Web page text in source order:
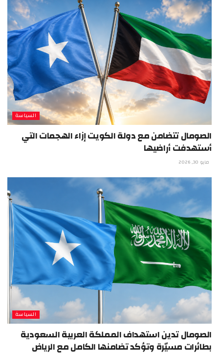
السياسة
الصومال تتضامن مع دولة الكويت إزاء الهجمات التي
أستهدفت أراضيها
مايو 30, 2026
السياسة
الصومال تدين استهداف المملكة العربية السعودية
بطائرات مسيّرة وتؤكد تضامنها الكامل مع الرياض